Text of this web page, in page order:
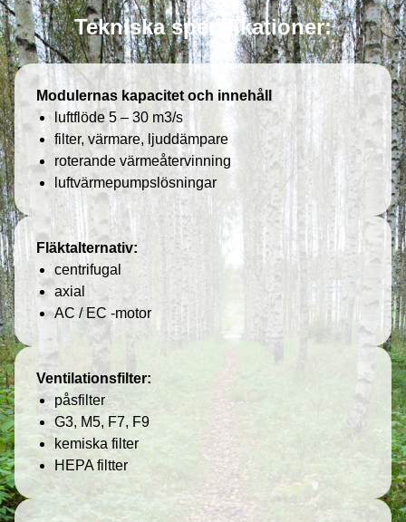
Tekniska specifikationer:
Modulernas kapacitet och innehåll
luftflöde 5 – 30 m3/s
filter, värmare, ljuddämpare
roterande värmeåtervinning
luftvärmepumpslösningar
Fläktalternativ:
centrifugal
axial
AC / EC -motor
Ventilationsfilter:
påsfilter
G3, M5, F7, F9
kemiska filter
HEPA filtter